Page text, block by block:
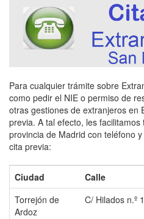
Para cualquier trámite sobre
como pedir el NIE o permiso de
otras gestiones de extranjeros en
previa. A tal efecto, les
provincia de Madrid con teléfono
cita previa:
Ciudad Calle
Torrejón de
Ardoz
C/ Hilados n.º